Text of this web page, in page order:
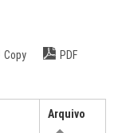
Copy
PDF
Arquivo